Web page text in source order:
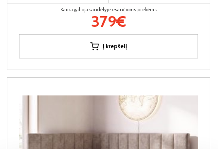
Kaina galioja sandėlyje esančioms prekėms
379€
Į krepšelį